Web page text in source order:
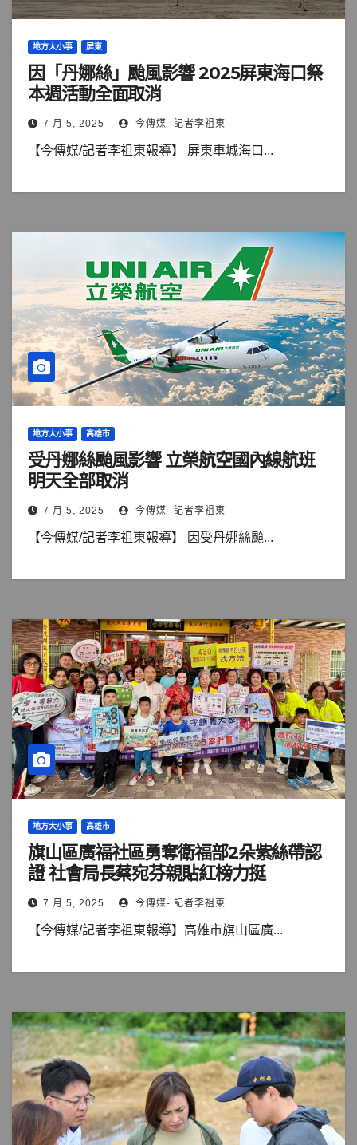
地方大小事 屏東
因「丹娜絲」颱風影響 2025屏東海口祭
本週活動全面取消
7 月 5, 2025 今傳媒- 記者李祖東
【今傳媒/記者李祖東報導】 屏東車城海口...
地方大小事 高雄市
受丹娜絲颱風影響 立榮航空國內線航班
明天全部取消
7 月 5, 2025 今傳媒- 記者李祖東
【今傳媒/記者李祖東報導】 因受丹娜絲颱...
地方大小事 高雄市
旗山區廣福社區勇奪衛福部2朵紫絲帶認
證 社會局長蔡宛芬親貼紅榜力挺
7 月 5, 2025 今傳媒- 記者李祖東
【今傳媒/記者李祖東報導】高雄市旗山區廣...